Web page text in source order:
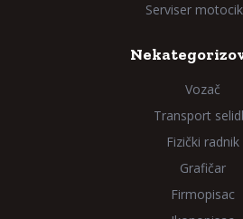
Serviser
Vozač
Transport
Fizički radnik
Grafičar
Firmopisac